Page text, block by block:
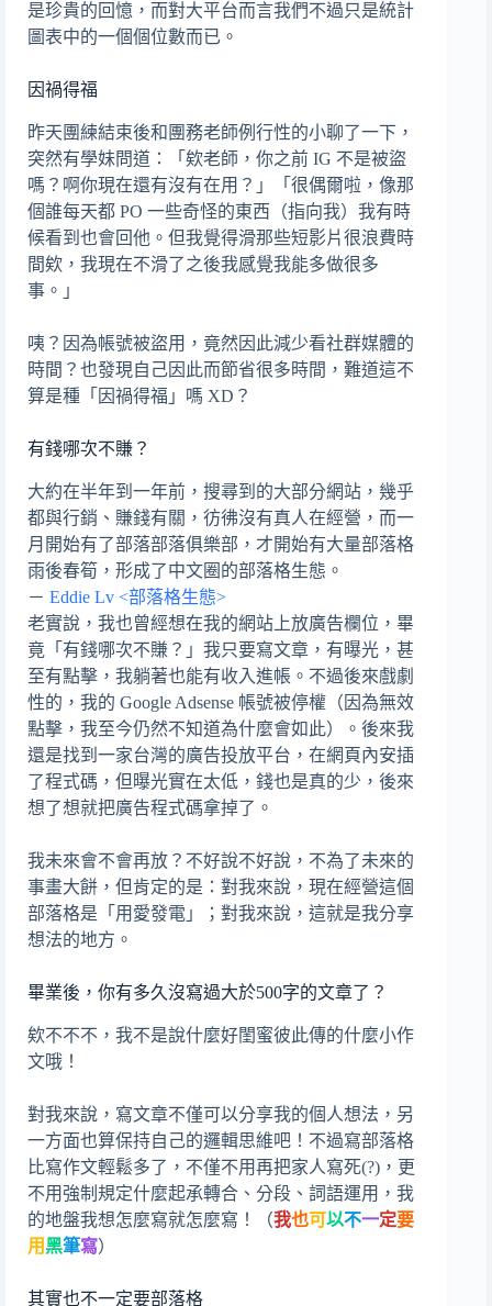
是珍貴的回憶，而對大平台而言我們不過只是統計
圖表中的一個個位數而已。
因禍得福
昨天團練結束後和團務老師例行性的小聊了一下，
突然有學妹問道：「欸老師，你之前 IG 不是被盜
嗎？啊你現在還有沒有在用？」「很偶爾啦，像那
個誰每天都 PO 一些奇怪的東西（指向我）我有時
候看到也會回他。但我覺得滑那些短影片很浪費時
間欸，我現在不滑了之後我感覺我能多做很多
事。」
咦？因為帳號被盜用，竟然因此減少看社群媒體的
時間？也發現自己因此而節省很多時間，難道這不
算是種「因禍得福」嗎 XD？
有錢哪次不賺？
大約在半年到一年前，搜尋到的大部分網站，幾乎
都與行銷、賺錢有關，彷彿沒有真人在經營，而一
月開始有了部落部落俱樂部，才開始有大量部落格
雨後春筍，形成了中文圈的部落格生態。
－ Eddie Lv <部落格生態>
老實說，我也曾經想在我的網站上放廣告欄位，畢
竟「有錢哪次不賺？」我只要寫文章，有曝光，甚
至有點擊，我躺著也能有收入進帳。不過後來戲劇
性的，我的 Google Adsense 帳號被停權（因為無效
點擊，我至今仍然不知道為什麼會如此）。後來我
還是找到一家台灣的廣告投放平台，在網頁內安插
了程式碼，但曝光實在太低，錢也是真的少，後來
想了想就把廣告程式碼拿掉了。
我未來會不會再放？不好說不好說，不為了未來的
事畫大餅，但肯定的是：對我來說，現在經營這個
部落格是「用愛發電」；對我來說，這就是我分享
想法的地方。
畢業後，你有多久沒寫過大於500字的文章了？
欸不不不，我不是說什麼好閨蜜彼此傳的什麼小作
文哦！
對我來說，寫文章不僅可以分享我的個人想法，另
一方面也算保持自己的邏輯思維吧！不過寫部落格
比寫作文輕鬆多了，不僅不用再把家人寫死(?)，更
不用強制規定什麼起承轉合、分段、詞語運用，我
的地盤我想怎麼寫就怎麼寫！（我也可以不一定要
用黑筆寫）
其實也不一定要部落格